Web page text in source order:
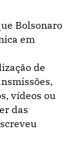
Bolsonaro
em
de
vídeos ou
das